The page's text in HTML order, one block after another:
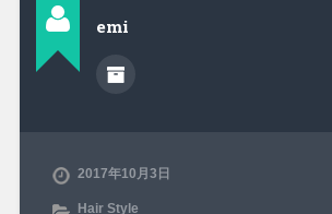
emi
2017年10月3日
Hair Style